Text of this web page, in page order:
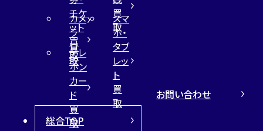
チケ
ット
買
取
買
取
カメ
ラ
買
取
スマ
ホ・
タブ
レッ
ト
買
取
テレ
ホン
カー
ド
買
取
総合TOP
お問い合わせ